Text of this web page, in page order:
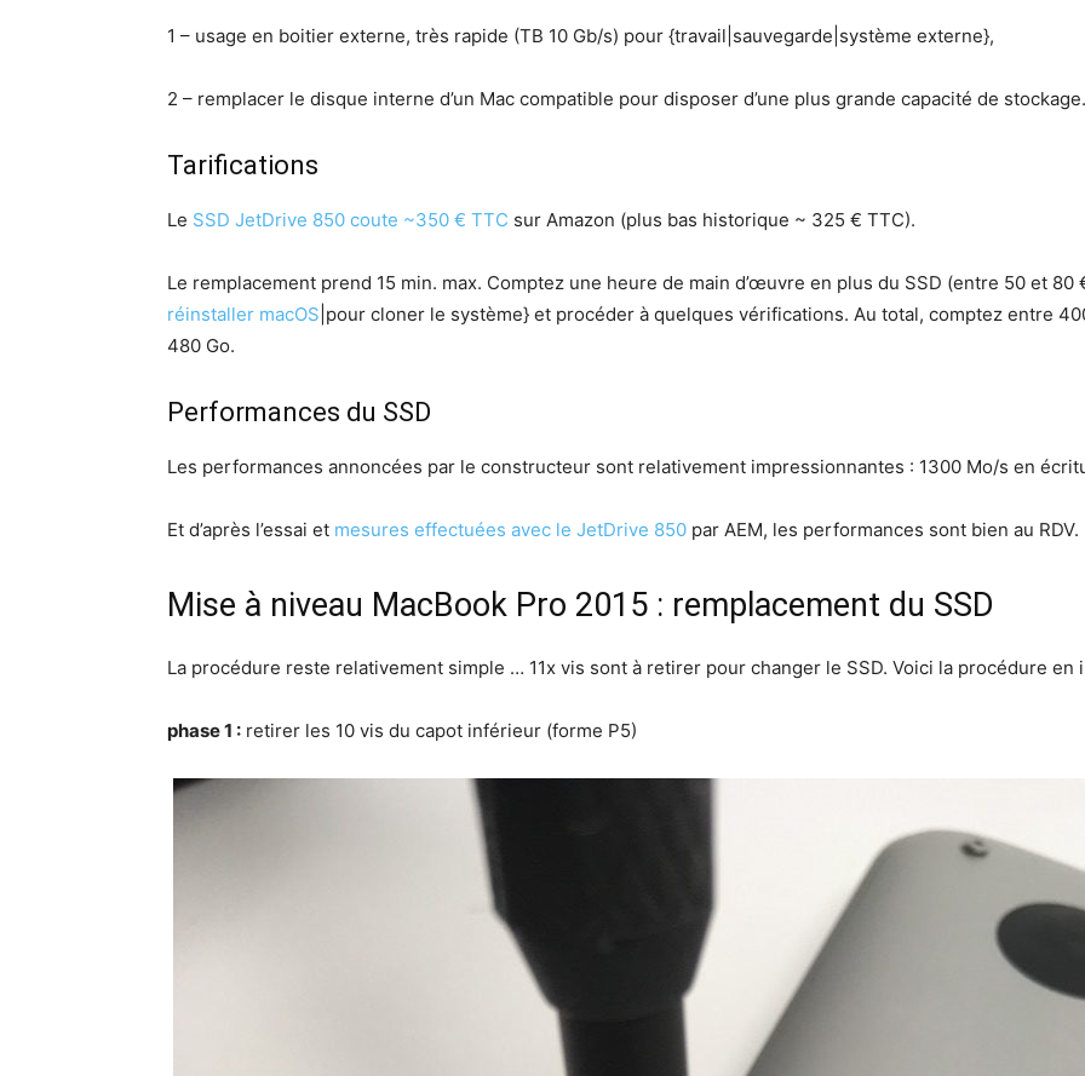
1 – usage en boitier externe, très rapide (TB 10 Gb/s) pour {travail|sauvegarde|système externe},
2 – remplacer le disque interne d’un Mac compatible pour disposer d’une plus grande capacité de stockage.
Tarifications
Le SSD JetDrive 850 coute ~350 € TTC sur Amazon (plus bas historique ~ 325 € TTC).
Le remplacement prend 15 min. max. Comptez une heure de main d’œuvre en plus du SSD (entre 50 et
réinstaller macOS |pour cloner le système} et procéder à quelques vérifications. Au total, comptez entre
480 Go.
Performances du SSD
Les performances annoncées par le constructeur sont relativement impressionnantes : 1300 Mo/s en
Et d’après l’essai et mesures effectuées avec le JetDrive 850 par AEM, les performances sont bien au RDV.
Mise à niveau MacBook Pro 2015 : remplacement du SSD
La procédure reste relativement simple … 11x vis sont à retirer pour changer le SSD. Voici la procédure en
phase 1 : retirer les 10 vis du capot inférieur (forme P5)